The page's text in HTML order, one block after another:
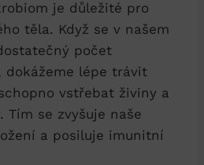
je důležité pro
těla. Když se v našem
počet
lépe trávit
vstřebat živiny a
Tím se zvyšuje naše
a posiluje imunitní